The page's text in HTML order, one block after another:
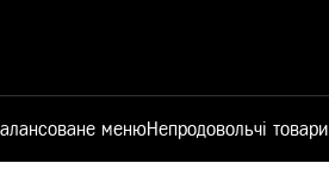
менюНепродовольчі товари